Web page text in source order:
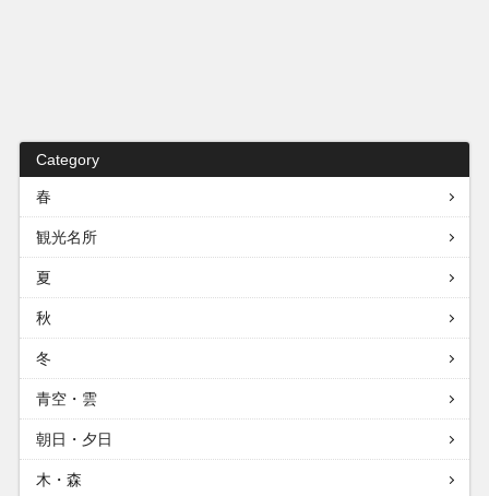
Category
春
観光名所
夏
秋
冬
青空・雲
朝日・夕日
木・森